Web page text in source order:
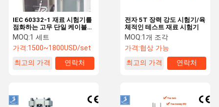
IEC 60332-1 재료 시험기를
점화하는 고무 단일 케이블
수직
MOQ:1 세트
가격:1500~1800USD/set
최고의 가격
연락처
전자 5T 장력 강도 시험기/육
체적인 테스트 재료 시험기
MOQ:1개 조각
가격:협상 가능
최고의 가격
연락처